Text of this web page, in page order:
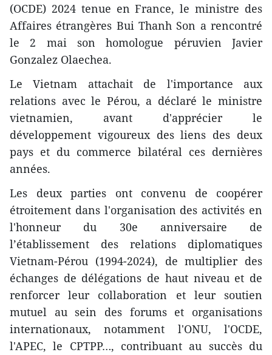
(OCDE) 2024 tenue en France, le ministre des
Affaires étrangères Bui Thanh Son a rencontré
le 2 mai son homologue péruvien Javier
Gonzalez Olaechea.
Le Vietnam attachait de l'importance aux
relations avec le Pérou, a déclaré le ministre
vietnamien, avant d'apprécier le
développement vigoureux des liens des deux
pays et du commerce bilatéral ces dernières
années.
Les deux parties ont convenu de coopérer
étroitement dans l'organisation des activités en
l'honneur du 30e anniversaire de
l’établissement des relations diplomatiques
Vietnam-Pérou (1994-2024), de multiplier des
échanges de délégations de haut niveau et de
renforcer leur collaboration et leur soutien
mutuel au sein des forums et organisations
internationaux, notamment l'ONU, l'OCDE,
l'APEC, le CPTPP…, contribuant au succès du